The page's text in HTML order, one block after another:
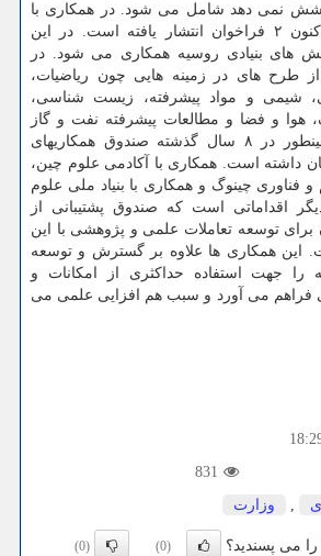
نمی دهد شامل می شود. در همکاری با
کشور روسیه هم تا کنون ۲ فراخوان انتشار یافته است. در این
های بنیادی روسیه همکاری می شود. در
از طرح های در زمینه هایی چون ریاضیات،
شیمی و مواد پیشرفته، زیست شناسی،
هوا و فضا و مطالعات پیشرفته نفت و گاز
حمایت می شود. همینطور در ۸ سال گذشته صندوق همکاریهای
داشته است. همکاری با آکادمی علوم چین،
و فناوری چینوگ و همکاری با بنیاد ملی علوم
اقداماتی است که صندوق پشتیبانی از
برای توسعه تعاملات علمی و پژوهشی با این
این همکاری ها علاوه بر گسترش و توسعه
را جهت استفاده حداکثری از امکانات و
فراهم می آورد و سبب هم افزایی علمی می
831
, وزارت
می پسندید؟ (0)
(0)